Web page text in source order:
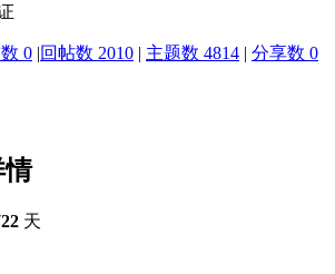
0 |回帖数 2010 | 主题数 4814 | 分享数 0
情
天